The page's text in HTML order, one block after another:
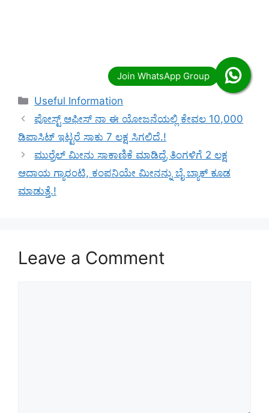
Categories
Useful Information
ಪೋಸ್ಟ್ ಆಫೀಸ್ ನಾ ಈ ಯೋಜನೆಯಲ್ಲಿ ಕೇವಲ 10,000
ಡಿಪಾಸಿಟ್ ಇಟ್ಟರೆ ಸಾಕು 7 ಲಕ್ಷ ಸಿಗಲಿದೆ.!
ಮುರ್ರೆಲ್ ಮೀನು ಸಾಕಾಣಿಕೆ ಮಾಡಿದ್ರೆ ತಿಂಗಳಿಗೆ 2 ಲಕ್ಷ
ಆದಾಯ ಗ್ಯಾರಂಟಿ, ಕಂಪನಿಯೇ ಮೀನನ್ನು ಬೈ ಬ್ಯಾಕ್ ಕೂಡ
ಮಾಡುತ್ತೆ.!
Leave a Comment